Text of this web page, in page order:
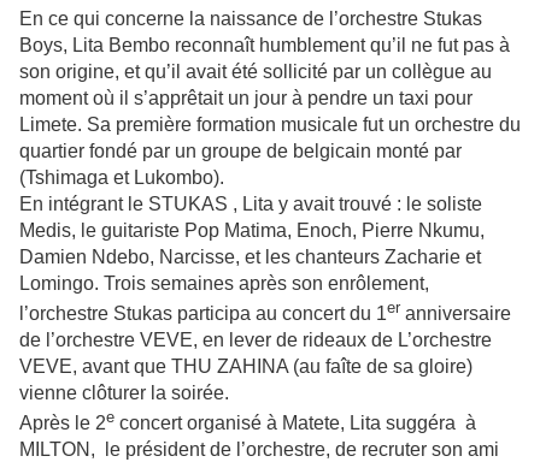
En ce qui concerne la naissance de l’orchestre Stukas
Boys, Lita Bembo reconnaît humblement qu’il ne fut pas à
son origine, et qu’il avait été sollicité par un collègue au
moment où il s’apprêtait un jour à pendre un taxi pour
Limete. Sa première formation musicale fut un orchestre du
quartier fondé par un groupe de belgicain monté par
(Tshimaga et Lukombo).
En intégrant le STUKAS , Lita y avait trouvé : le soliste
Medis, le guitariste Pop Matima, Enoch, Pierre Nkumu,
Damien Ndebo, Narcisse, et les chanteurs Zacharie et
Lomingo. Trois semaines après son enrôlement,
l’orchestre Stukas participa au concert du 1er anniversaire
de l’orchestre VEVE, en lever de rideaux de L’orchestre
VEVE, avant que THU ZAHINA (au faîte de sa gloire)
vienne clôturer la soirée.
Après le 2e concert organisé à Matete, Lita suggéra à
MILTON, le président de l’orchestre, de recruter son ami